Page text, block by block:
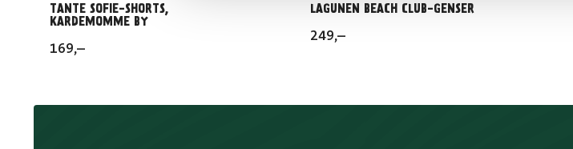
TANTE SOFIE-SHORTS,
KARDEMOMME BY
169,–
LAGUNEN BEACH CLUB-GENSER
249,–